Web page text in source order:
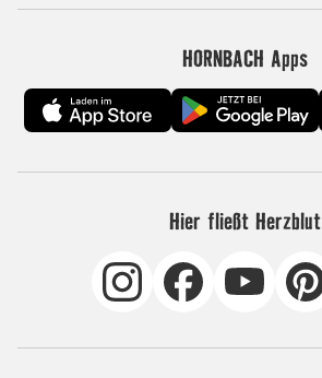
HORNBACH Apps
Hier fließt Herzblut